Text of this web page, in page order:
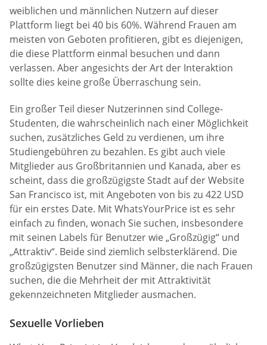
weiblichen und männlichen Nutzern auf dieser
Plattform liegt bei 40 bis 60%. Während Frauen am
meisten von Geboten profitieren, gibt es diejenigen,
die diese Plattform einmal besuchen und dann
verlassen. Aber angesichts der Art der Interaktion
sollte dies keine große Überraschung sein.
Ein großer Teil dieser Nutzerinnen sind College-
Studenten, die wahrscheinlich nach einer Möglichkeit
suchen, zusätzliches Geld zu verdienen, um ihre
Studiengebühren zu bezahlen. Es gibt auch viele
Mitglieder aus Großbritannien und Kanada, aber es
scheint, dass die großzügigste Stadt auf der Website
San Francisco ist, mit Angeboten von bis zu 422 USD
für ein erstes Date. Mit WhatsYourPrice ist es sehr
einfach zu finden, wonach Sie suchen, insbesondere
mit seinen Labels für Benutzer wie „Großzügig“ und
„Attraktiv“. Beide sind ziemlich selbsterklärend. Die
großzügigsten Benutzer sind Männer, die nach Frauen
suchen, die die Mehrheit der mit Attraktivität
gekennzeichneten Mitglieder ausmachen.
Sexuelle Vorlieben